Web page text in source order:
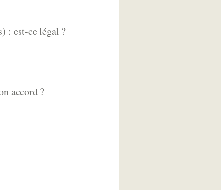
: est-ce légal ?
accord ?